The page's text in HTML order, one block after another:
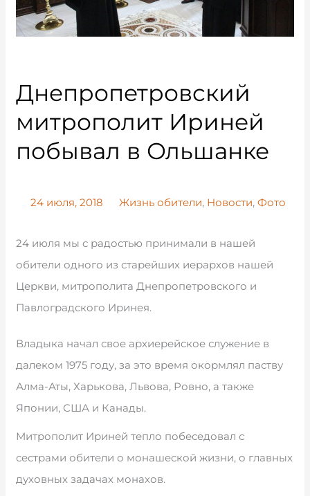
Днепропетровский
митрополит Ириней
побывал в Ольшанке
24 июля, 2018 Жизнь обители, Новости, Фото
24 июля мы с радостью принимали в нашей
обители одного из старейших иерархов нашей
Церкви, митрополита Днепропетровского и
Павлоградского Иринея.
Владыка начал свое архиерейское служение в
далеком 1975 году, за это время окормлял паству
Алма-Аты, Харькова, Львова, Ровно, а также
Японии, США и Канады.
Митрополит Ириней тепло побеседовал с
сестрами обители о монашеской жизни, о главных
духовных задачах монахов.